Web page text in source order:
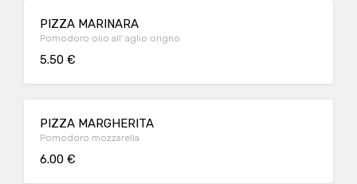
PIZZA MARINARA
Pomodoro olio all' aglio origno
5.50 €
PIZZA MARGHERITA
Pomodoro mozzarella
6.00 €